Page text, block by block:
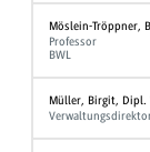
Möslein-Tröppner,
Professor
BWL
Müller, Birgit, Dipl.